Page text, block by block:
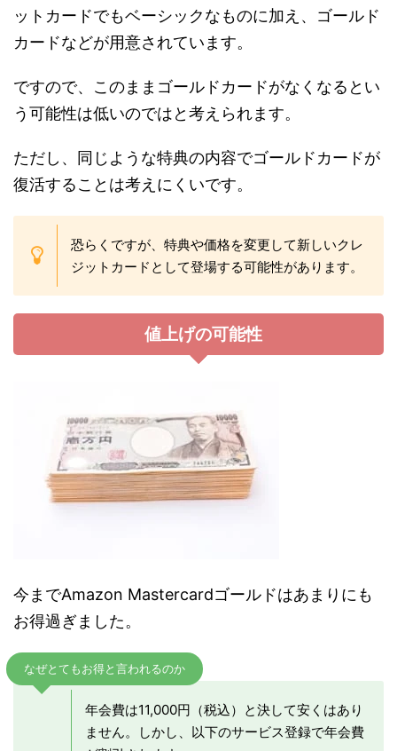
ットカードでもベーシックなものに加え、ゴールド
カードなどが用意されています。
ですので、このままゴールドカードがなくなるとい
う可能性は低いのではと考えられます。
ただし、同じような特典の内容でゴールドカードが
復活することは考えにくいです。
恐らくですが、特典や価格を変更して新しいクレ
ジットカードとして登場する可能性があります。
値上げの可能性
今までAmazon Mastercardゴールドはあまりにも
お得過ぎました。
なぜとてもお得と言われるのか
年会費は11,000円（税込）と決して安くはあり
ません。しかし、以下のサービス登録で年会費